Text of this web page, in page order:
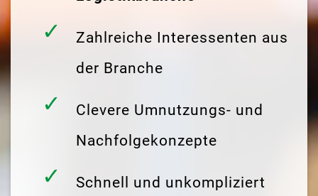
Zahlreiche Interessenten aus
der Branche
Clevere Umnutzungs- und
Nachfolgekonzepte
Schnell und unkompliziert